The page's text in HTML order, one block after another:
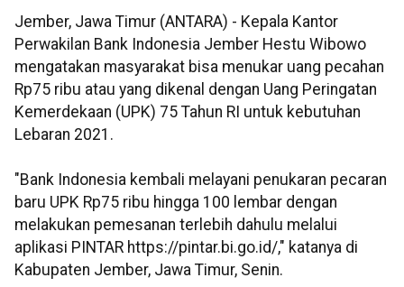
Jember, Jawa Timur (ANTARA) - Kepala Kantor
Perwakilan Bank Indonesia Jember Hestu Wibowo
mengatakan masyarakat bisa menukar uang pecahan
Rp75 ribu atau yang dikenal dengan Uang Peringatan
Kemerdekaan (UPK) 75 Tahun RI untuk kebutuhan
Lebaran 2021.
"Bank Indonesia kembali melayani penukaran pecaran
baru UPK Rp75 ribu hingga 100 lembar dengan
melakukan pemesanan terlebih dahulu melalui
aplikasi PINTAR https://pintar.bi.go.id/," katanya di
Kabupaten Jember, Jawa Timur, Senin.